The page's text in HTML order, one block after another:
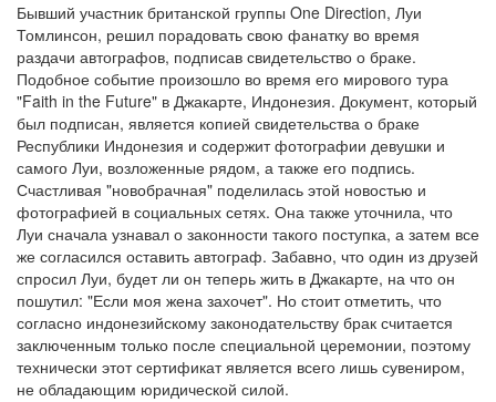
Бывший участник британской группы One Direction, Луи
Томлинсон, решил порадовать свою фанатку во время
раздачи автографов, подписав свидетельство о браке.
Подобное событие произошло во время его мирового тура
"Faith in the Future" в Джакарте, Индонезия. Документ, который
был подписан, является копией свидетельства о браке
Республики Индонезия и содержит фотографии девушки и
самого Луи, возложенные рядом, а также его подпись.
Счастливая "новобрачная" поделилась этой новостью и
фотографией в социальных сетях. Она также уточнила, что
Луи сначала узнавал о законности такого поступка, а затем все
же согласился оставить автограф. Забавно, что один из друзей
спросил Луи, будет ли он теперь жить в Джакарте, на что он
пошутил: "Если моя жена захочет". Но стоит отметить, что
согласно индонезийскому законодательству брак считается
заключенным только после специальной церемонии, поэтому
технически этот сертификат является всего лишь сувениром,
не обладающим юридической силой.